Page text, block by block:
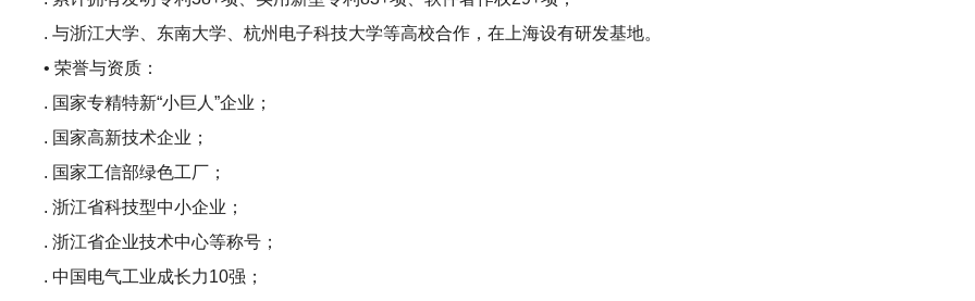
. 与浙江大学、东南大学、杭州电子科技大学等高校合作，在上海设有研发基地。
• 荣誉与资质：
. 国家专精特新“小巨人”企业；
. 国家高新技术企业；
. 国家工信部绿色工厂；
. 浙江省科技型中小企业；
. 浙江省企业技术中心等称号；
. 中国电气工业成长力10强；